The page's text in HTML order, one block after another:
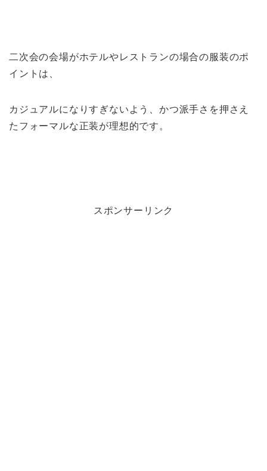
二次会の会場がホテルやレストランの場合の服装のポ
イントは、
カジュアルになりすぎないよう、かつ派手さを押さえ
たフォーマルな正装が理想的です。
スポンサーリンク